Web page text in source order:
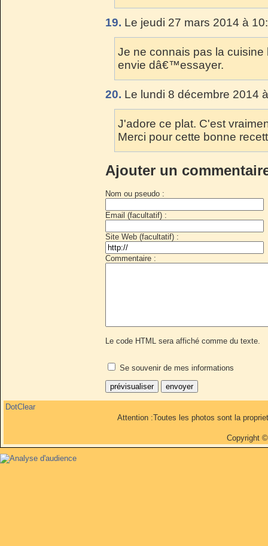
19. Le jeudi 27 mars 2014 à
Je ne connais pas la cuisine
envie dâ€™essayer.
20. Le lundi 8 décembre 2014
J'adore ce plat. C'est
Merci pour cette bonne
Ajouter un
Nom ou pseudo :
Email (facultatif) :
Site Web (facultatif) :
Commentaire :
Le code HTML sera affiché comme du texte.
Se souvenir de mes informations
DotClear
Attention :Toutes les photos sont la
Copyright